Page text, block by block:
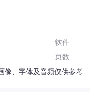
软件
页数
像、字体及音频仅供参考